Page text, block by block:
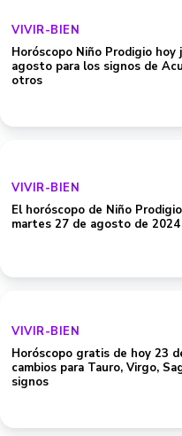
VIVIR-BIEN
Horóscopo Niño Prodigio hoy
agosto para los signos de
otros
VIVIR-BIEN
El horóscopo de Niño
martes 27 de agosto de 2024
VIVIR-BIEN
Horóscopo gratis de hoy 23
cambios para Tauro, Virgo,
signos